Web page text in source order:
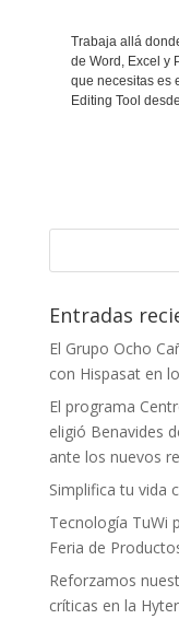
Trabaja allá
de Word, Excel y
que necesitas es
Editing Tool
Entradas
El Grupo Ocho
con Hispasat en
El programa
eligió Benavides
ante los nuevos
Simplifica tu vida
Tecnología TuWi
Feria de
Reforzamos
críticas en la